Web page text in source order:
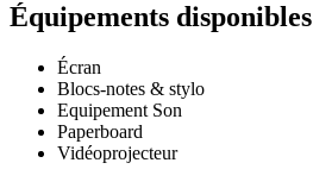
Équipements disponibles
Écran
Blocs-notes & stylo
Equipement Son
Paperboard
Vidéoprojecteur